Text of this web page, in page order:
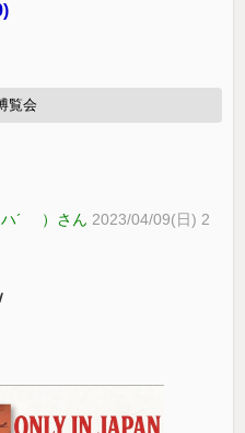
覧会
ハ´ ）さん 2023/04/09(日) 2